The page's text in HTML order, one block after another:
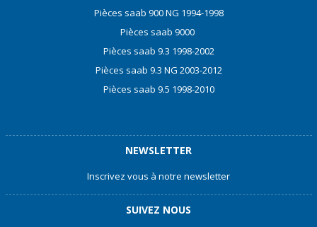
Pièces saab 900 NG 1994-1998
Pièces saab 9000
Pièces saab 9.3 1998-2002
Pièces saab 9.3 NG 2003-2012
Pièces saab 9.5 1998-2010
NEWSLETTER
Inscrivez vous à notre newsletter
SUIVEZ NOUS